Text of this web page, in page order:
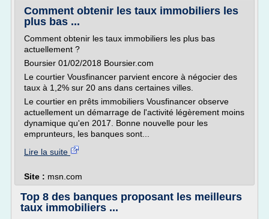
Comment obtenir les taux immobiliers les
plus bas ...
Comment obtenir les taux immobiliers les plus bas
actuellement ?
Boursier 01/02/2018 Boursier.com
Le courtier Vousfinancer parvient encore à négocier des
taux à 1,2% sur 20 ans dans certaines villes.
Le courtier en prêts immobiliers Vousfinancer observe
actuellement un démarrage de l'activité légèrement moins
dynamique qu'en 2017. Bonne nouvelle pour les
emprunteurs, les banques sont...
Lire la suite
Site : msn.com
Top 8 des banques proposant les meilleurs
taux immobiliers ...